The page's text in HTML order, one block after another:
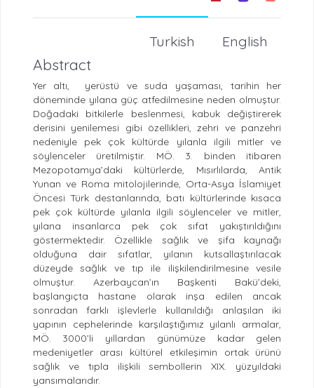
English
Turkish
Abstract
Yer altı, yerüstü ve suda yaşaması, tarihin her
döneminde yılana güç atfedilmesine neden olmuştur.
Doğadaki bitkilerle beslenmesi, kabuk değiştirerek
derisini yenilemesi gibi özellikleri, zehri ve panzehri
nedeniyle pek çok kültürde yılanla ilgili mitler ve
söylenceler üretilmiştir. MÖ. 3. binden itibaren
Mezopotamya’daki kültürlerde, Mısırlılarda, Antik
Yunan ve Roma mitolojilerinde, Orta-Asya İslamiyet
Öncesi Türk destanlarında, batı kültürlerinde kısaca
pek çok kültürde yılanla ilgili söylenceler ve mitler,
yılana insanlarca pek çok sıfat yakıştırıldığını
göstermektedir. Özellikle sağlık ve şifa kaynağı
olduğuna dair sıfatlar, yılanın kutsallaştırılacak
düzeyde sağlık ve tıp ile ilişkilendirilmesine vesile
olmuştur. Azerbaycan’ın Başkenti Bakü’deki,
başlangıçta hastane olarak inşa edilen ancak
sonradan farklı işlevlerle kullanıldığı anlaşılan iki
yapının cephelerinde karşılaştığımız yılanlı armalar,
MÖ. 3000’li yıllardan günümüze kadar gelen
medeniyetler arası kültürel etkileşimin ortak ürünü
sağlık ve tıpla ilişkili sembollerin XIX. yüzyıldaki
yansımalarıdır.